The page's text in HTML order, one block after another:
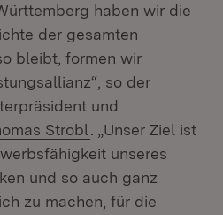
haben wir die
der gesamten
bleibt, formen wir
so der
und
Strobl
. „Unser Ziel ist
unseres
und so auch ganz
zu machen, für die